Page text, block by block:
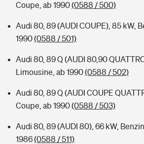
Coupe, ab 1990(0588 / 500)
Audi 80, 89 (AUDI COUPE), 85 kW,
1990(0588 / 501)
Audi 80, 89 Q (AUDI 80,90
Limousine, ab 1990(0588 / 502)
Audi 80, 89 Q (AUDI COUPE
Coupe, ab 1990(0588 / 503)
Audi 80, 89 (AUDI 80), 66 kW,
1986(0588 / 511)